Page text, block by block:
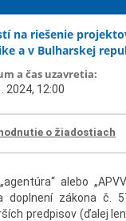
na riešenie
a v Bulharskej
a čas uzavretia:
2024, 12:00
o žiadostiach
alebo
zákona č.
predpisov (ďalej